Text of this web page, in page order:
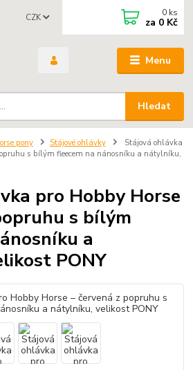
Menu
CZK
Hledat
0 ks
za 0 Kč
pony Stájové ohlávky
Stájová ohlávka
s bílým fleecem na nánosníku a nátylníku,
pro Hobby Horse
s bílým
a
PONY